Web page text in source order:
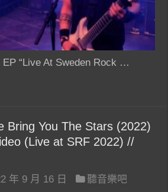
“Live At Sweden Rock …
Bring You The Stars (2022)
(Live at SRF 2022) //
年 9 月 16 日
聽音樂吧